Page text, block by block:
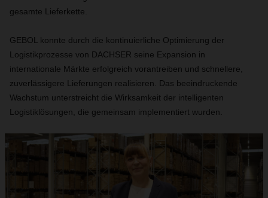
gesamte Lieferkette.
GEBOL konnte durch die kontinuierliche Optimierung der
Logistikprozesse von DACHSER seine Expansion in
internationale Märkte erfolgreich vorantreiben und schnellere,
zuverlässigere Lieferungen realisieren. Das beeindruckende
Wachstum unterstreicht die Wirksamkeit der intelligenten
Logistiklösungen, die gemeinsam implementiert wurden.